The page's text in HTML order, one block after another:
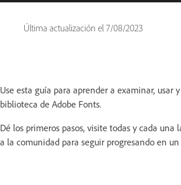
Última actualización el 7/08/2023
Use esta guía para aprender a examinar, usar
biblioteca de Adobe Fonts.
Dé los primeros pasos, visite todas y cada una
a la comunidad para seguir progresando en un